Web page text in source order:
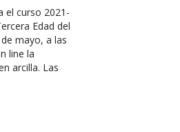
el curso 2021-
Edad del
mayo, a las
line la
arcilla. Las